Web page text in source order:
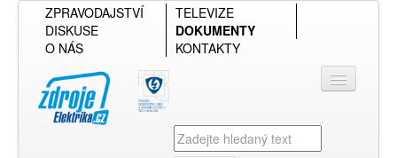
ZPRAVODAJSTVÍ
TELEVIZE
DISKUSE
DOKUMENTY
O NÁS
KONTAKTY